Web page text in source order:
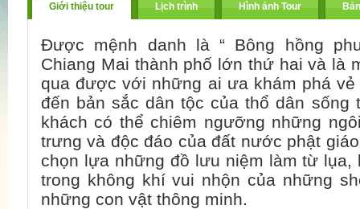
Giới thiệu tour Lịch trình Hình ảnh Tour
Được mệnh danh là “ Bông hồng
Chiang Mai thành phố lớn thứ hai và là
qua được với những ai ưa khám phá vẻ
đến bản sắc dân tộc của thổ dân sống
khách có thể chiêm ngưỡng những
trưng và độc đáo của đất nước phật
chọn lựa những đồ lưu niệm làm từ
trong không khí vui nhộn của những
những con vật thông minh.